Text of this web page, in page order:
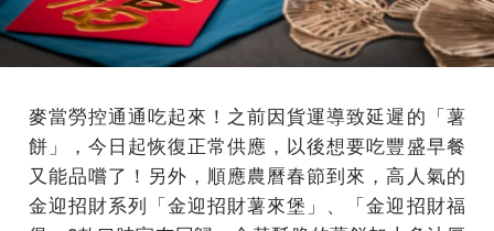
麥當勞控通通吃起來！之前因貨運導致延遲的「薯
餅」，今日起恢復正常供應，以後想要吃豐盛早餐
又能品嚐了！另外，順應農曆春節到來，高人氣的
金迎招財系列「金迎招財薯來堡」、「金迎招財福